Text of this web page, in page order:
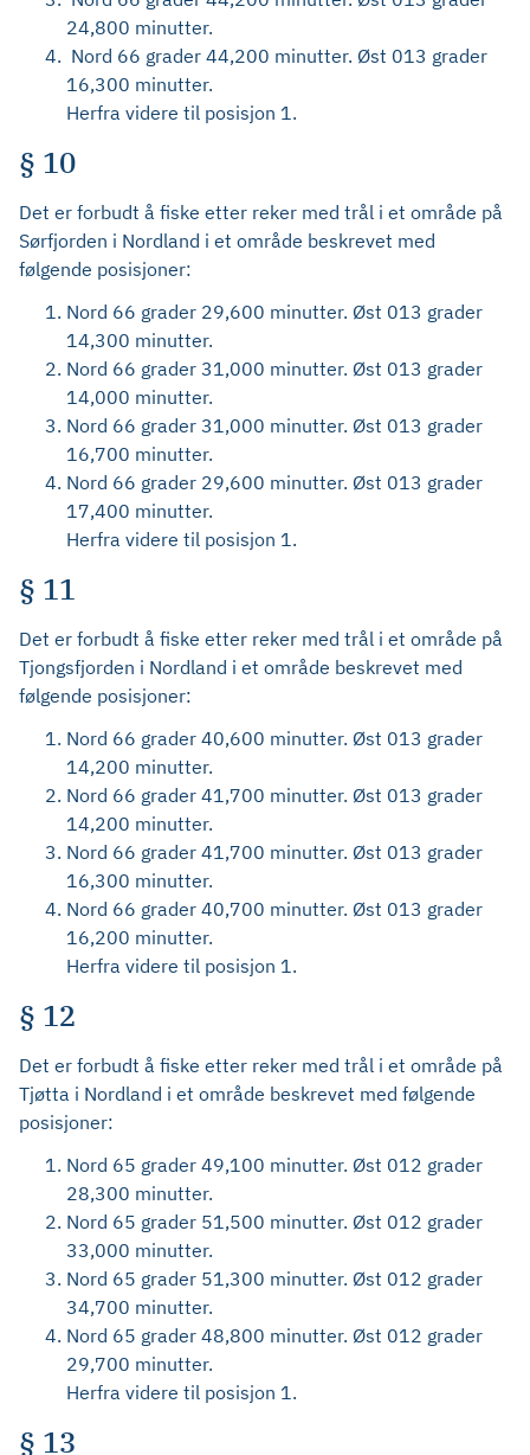
24,800 minutter.
Nord 66 grader 44,200 minutter. Øst 013 grader
16,300 minutter.
Herfra videre til posisjon 1.
§ 10
Det er forbudt å fiske etter reker med trål i et område på
Sørfjorden i Nordland i et område beskrevet med
følgende posisjoner:
Nord 66 grader 29,600 minutter. Øst 013 grader
14,300 minutter.
Nord 66 grader 31,000 minutter. Øst 013 grader
14,000 minutter.
Nord 66 grader 31,000 minutter. Øst 013 grader
16,700 minutter.
Nord 66 grader 29,600 minutter. Øst 013 grader
17,400 minutter.
Herfra videre til posisjon 1.
§ 11
Det er forbudt å fiske etter reker med trål i et område på
Tjongsfjorden i Nordland i et område beskrevet med
følgende posisjoner:
Nord 66 grader 40,600 minutter. Øst 013 grader
14,200 minutter.
Nord 66 grader 41,700 minutter. Øst 013 grader
14,200 minutter.
Nord 66 grader 41,700 minutter. Øst 013 grader
16,300 minutter.
Nord 66 grader 40,700 minutter. Øst 013 grader
16,200 minutter.
Herfra videre til posisjon 1.
§ 12
Det er forbudt å fiske etter reker med trål i et område på
Tjøtta i Nordland i et område beskrevet med følgende
posisjoner:
Nord 65 grader 49,100 minutter. Øst 012 grader
28,300 minutter.
Nord 65 grader 51,500 minutter. Øst 012 grader
33,000 minutter.
Nord 65 grader 51,300 minutter. Øst 012 grader
34,700 minutter.
Nord 65 grader 48,800 minutter. Øst 012 grader
29,700 minutter.
Herfra videre til posisjon 1.
§ 13